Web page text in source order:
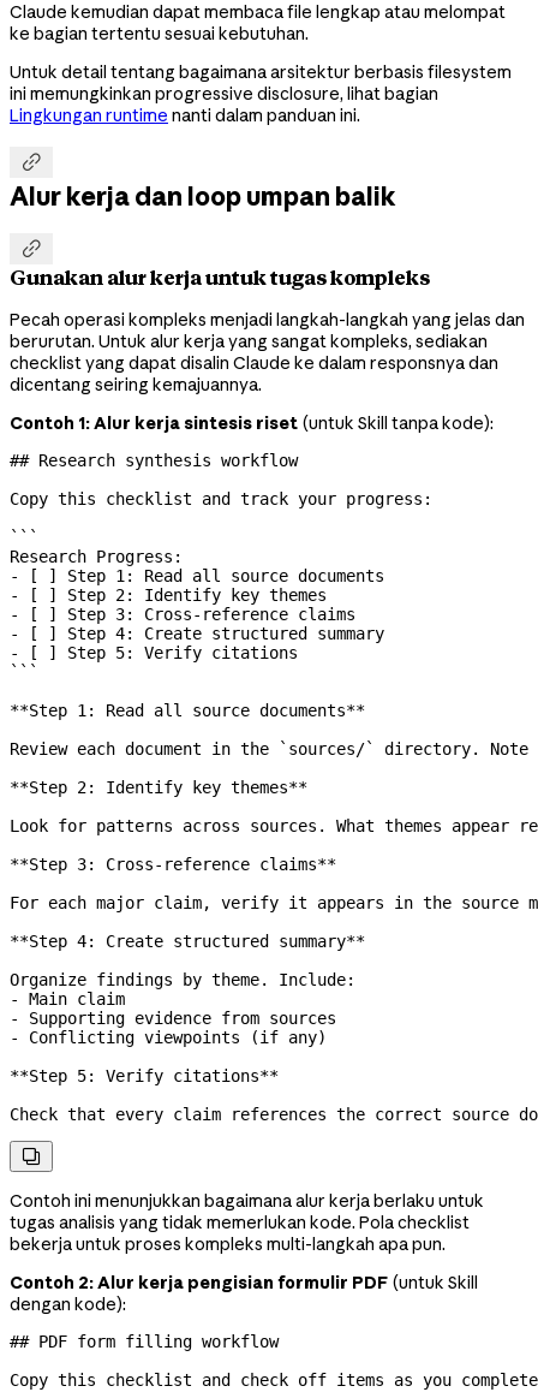
Claude kemudian dapat membaca file lengkap atau melompat
ke bagian tertentu sesuai kebutuhan.
Untuk detail tentang bagaimana arsitektur berbasis filesystem
ini memungkinkan progressive disclosure, lihat bagian
Lingkungan runtime nanti dalam panduan ini.

Alur kerja dan loop umpan balik

Gunakan alur kerja untuk tugas kompleks
Pecah operasi kompleks menjadi langkah-langkah yang jelas dan
berurutan. Untuk alur kerja yang sangat kompleks, sediakan
checklist yang dapat disalin Claude ke dalam responsnya dan
dicentang seiring kemajuannya.
Contoh 1: Alur kerja sintesis riset (untuk Skill tanpa kode):
## Research synthesis workflow
Copy this checklist and track your progress:
```
Research Progress:
- [ ] Step 1: Read all source documents
- [ ] Step 2: Identify key themes
- [ ] Step 3: Cross-reference claims
- [ ] Step 4: Create structured summary
- [ ] Step 5: Verify citations
```
**Step 1: Read all source documents**
Review each document in the
`sources/`
directory. Note
**Step 2: Identify key themes**
Look for patterns across sources. What themes appear
**Step 3: Cross-reference claims**
For each major claim, verify it appears in the source
**Step 4: Create structured summary**
Organize findings by theme. Include:
-
Main claim
-
Supporting evidence from sources
-
Conflicting viewpoints (if any)
**Step 5: Verify citations**
Check that every claim references the correct

Contoh ini menunjukkan bagaimana alur kerja berlaku untuk
tugas analisis yang tidak memerlukan kode. Pola checklist
bekerja untuk proses kompleks multi-langkah apa pun.
Contoh 2: Alur kerja pengisian formulir PDF (untuk Skill
dengan kode):
## PDF form filling workflow
Copy this checklist and check off items as you